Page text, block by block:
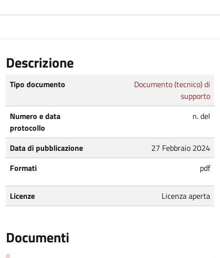
Descrizione
Tipo documento
Documento (tecnico) di
supporto
Numero e data
protocollo
n. del
Data di pubblicazione
27 Febbraio 2024
Formati
pdf
Licenze Licenza aperta
Documenti